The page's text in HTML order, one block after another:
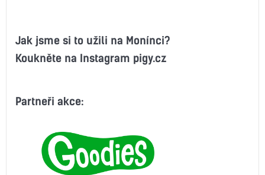
Jak jsme si to užili na Monínci?
Koukněte na Instagram pigy.cz
Partneři akce: